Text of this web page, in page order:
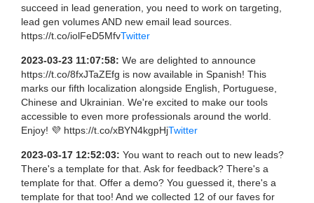
succeed in lead generation, you need to work on targeting,
lead gen volumes AND new email lead sources.
https://t.co/iolFeD5MfvTwitter
2023-03-23 11:07:58: We are delighted to announce
https://t.co/8fxJTaZEfg is now available in Spanish! This
marks our fifth localization alongside English, Portuguese,
Chinese and Ukrainian. We're excited to make our tools
accessible to even more professionals around the world.
Enjoy! 💜 https://t.co/xBYN4kgpHjTwitter
2023-03-17 12:52:03: You want to reach out to new leads?
There's a template for that. Ask for feedback? There's a
template for that. Offer a demo? You guessed it, there's a
template for that too! And we collected 12 of our faves for